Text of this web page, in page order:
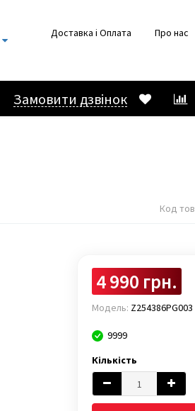
Доставка і Оплата Про нас
Замовити дзвінок
Код
4 990 грн.
Модель: Z254386PG003
9999
Кількість